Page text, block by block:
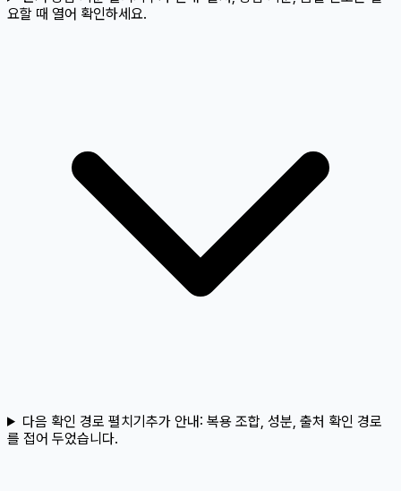
요할 때 열어 확인하세요.
다음 확인 경로 펼치기추가 안내: 복용 조합, 성분, 출처 확인 경로
를 접어 두었습니다.